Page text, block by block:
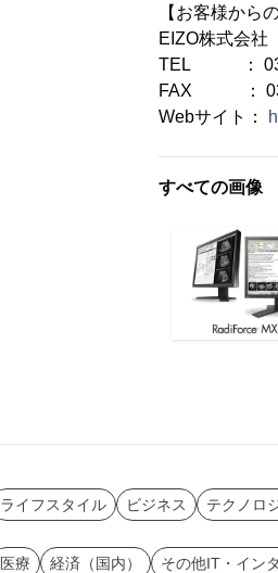
【お客様から
EIZO株式会
TEL ： 03-
FAX ： 03-
Webサイト：
すべての画像
ライフスタイル ビジネス テクノロ
医療 経済（国内） その他IT・イン